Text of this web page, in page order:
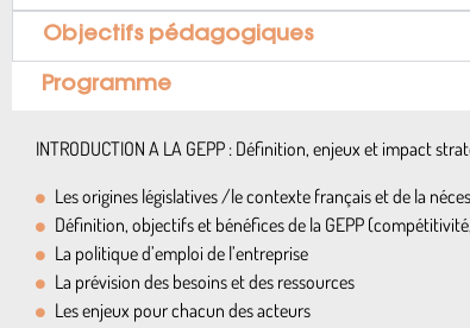
Objectifs pédagogiques
Programme
INTRODUCTION A LA GEPP : Définition, enjeux et impact
Les origines législatives /le contexte français et de la
Définition, objectifs et bénéfices de la GEPP
La politique d’emploi de l’entreprise
La prévision des besoins et des ressources
Les enjeux pour chacun des acteurs